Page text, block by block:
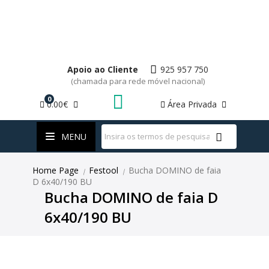
WhatsApp
Apoio ao Cliente 925 957 750
(chamada para rede móvel nacional)
Área Privada
0
0.00€
MENU
Home Page | Festool | Bucha DOMINO de faia
D 6x40/190 BU
Bucha DOMINO de faia D
6x40/190 BU